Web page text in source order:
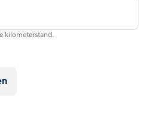
kilometerstand.